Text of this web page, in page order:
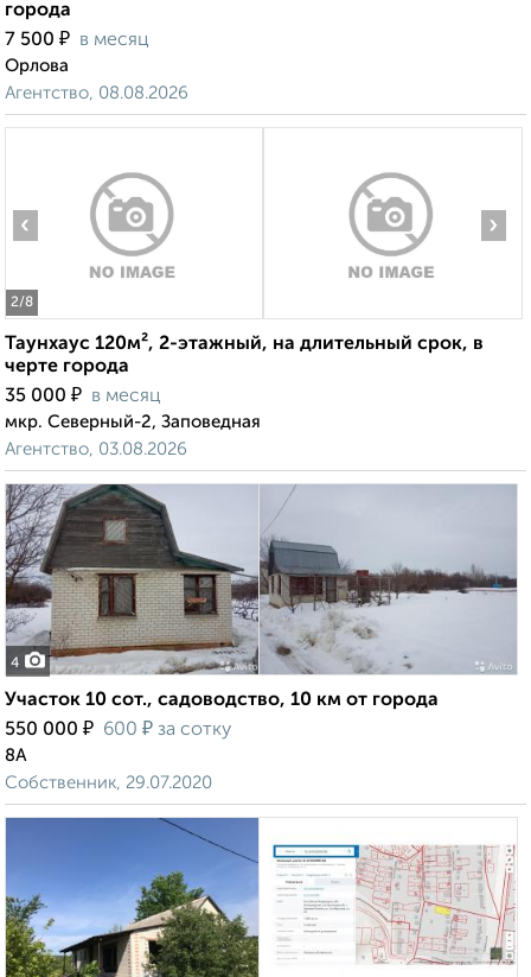
города
7 500 ₽ в месяц
Орлова
Агентство, 08.08.2026
2/8
‹ ›
Таунхаус 120м², 2-этажный, на длительный срок, в
черте города
35 000 ₽ в месяц
мкр. Северный-2, Заповедная
Агентство, 03.08.2026
4
Участок 10 сот., садоводство, 10 км от города
550 000 ₽ 600 ₽ за сотку
8А
Собственник, 29.07.2020